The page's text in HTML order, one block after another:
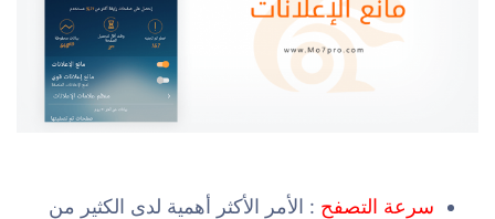
سرعة التصفح : الأمر الأكثر أهمية لدى الكثير من